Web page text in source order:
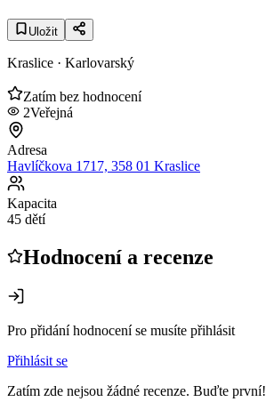
Uložit
Kraslice · Karlovarský
Zatím bez hodnocení
2Veřejná
Adresa
Havlíčkova 1717, 358 01 Kraslice
Kapacita
45 dětí
Hodnocení a recenze
Pro přidání hodnocení se musíte přihlásit
Přihlásit se
Zatím zde nejsou žádné recenze. Buďte první!